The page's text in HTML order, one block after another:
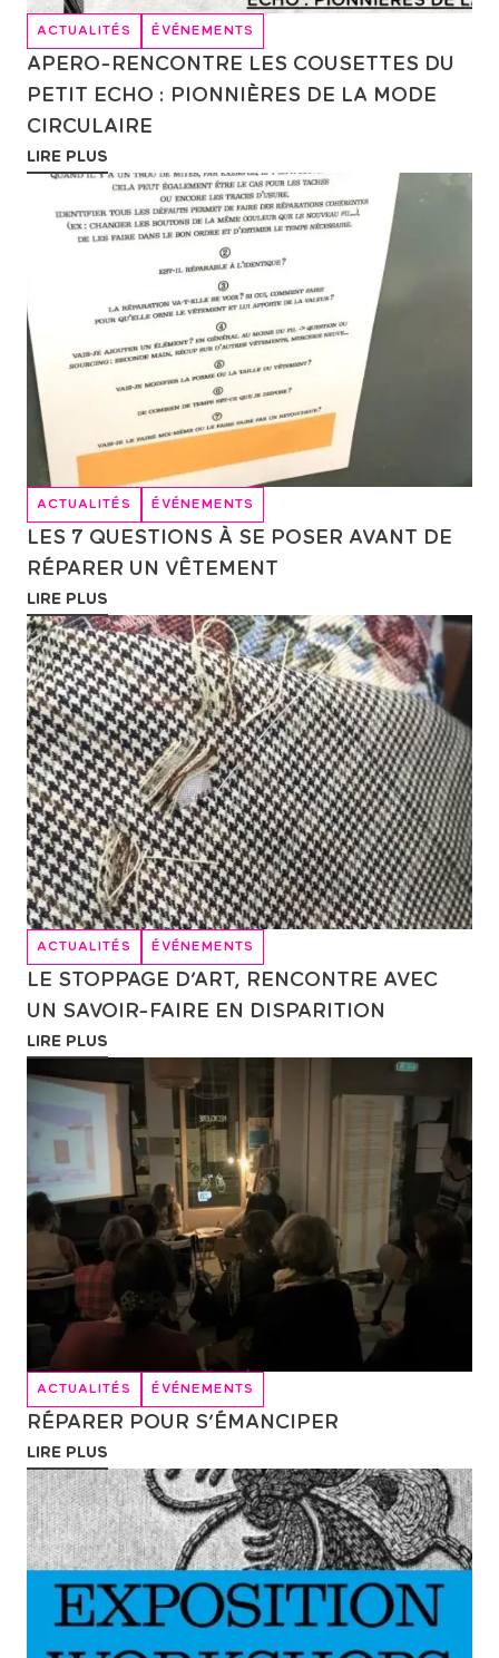
ACTUALITÉS ÉVÉNEMENTS
APERO-RENCONTRE LES COUSETTES DU
PETIT ECHO : PIONNIÈRES DE LA MODE
CIRCULAIRE
LIRE PLUS
ACTUALITÉS ÉVÉNEMENTS
LES 7 QUESTIONS À SE POSER AVANT DE
RÉPARER UN VÊTEMENT
LIRE PLUS
ACTUALITÉS ÉVÉNEMENTS
LE STOPPAGE D’ART, RENCONTRE AVEC
UN SAVOIR-FAIRE EN DISPARITION
LIRE PLUS
ACTUALITÉS ÉVÉNEMENTS
RÉPARER POUR S’ÉMANCIPER
LIRE PLUS